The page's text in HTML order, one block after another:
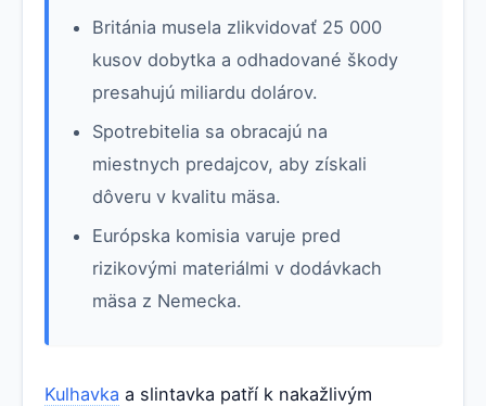
Británia musela zlikvidovať 25 000
kusov dobytka a odhadované škody
presahujú miliardu dolárov.
Spotrebitelia sa obracajú na
miestnych predajcov, aby získali
dôveru v kvalitu mäsa.
Európska komisia varuje pred
rizikovými materiálmi v dodávkach
mäsa z Nemecka.
Kulhavka a slintavka patří k nakažlivým